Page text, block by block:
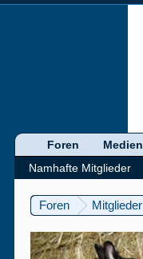
Foren Mitglieder
Foren Medien
Namhafte Mitglieder